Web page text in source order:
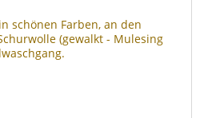
schönen Farben, an den
(gewalkt - Mulesing